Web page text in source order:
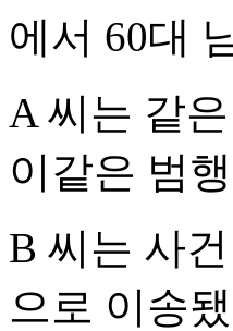
에서 60대
A 씨는 같
이같은 범
B 씨는 사
으로 이송